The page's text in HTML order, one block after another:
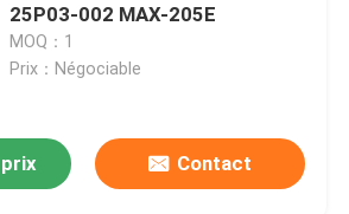
25P03-002 MAX-205E
MOQ：1
Prix：Négociable
Contact